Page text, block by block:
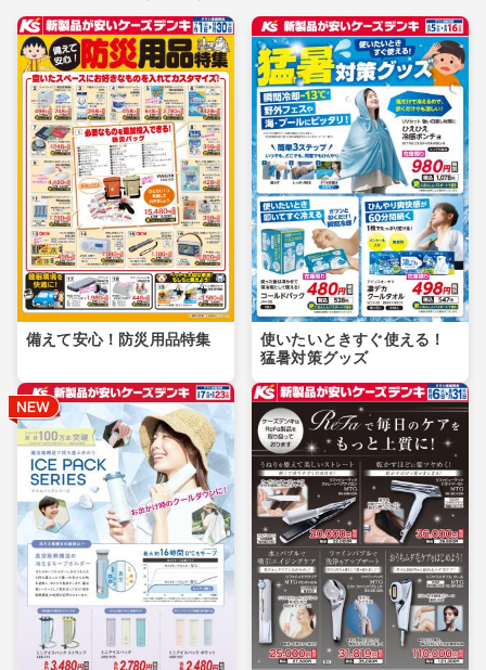
備えて安心！防災用品特集
使いたいときすぐ使える！
猛暑対策グッズ